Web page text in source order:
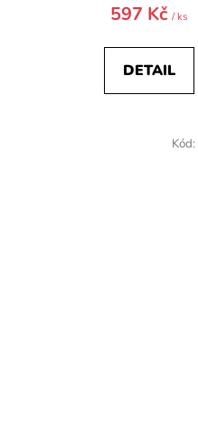
597 Kč/ ks
DETAIL
Kód: